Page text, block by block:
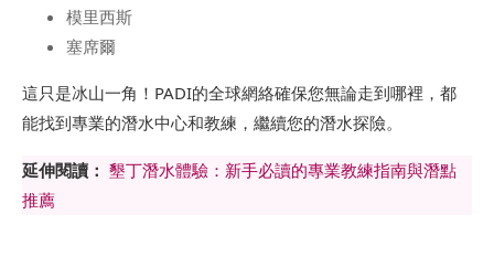
模里西斯
塞席爾
這只是冰山一角！PADI的全球網絡確保您無論走到哪裡，都
能找到專業的潛水中心和教練，繼續您的潛水探險。
延伸閱讀： 墾丁潛水體驗：新手必讀的專業教練指南與潛點
推薦